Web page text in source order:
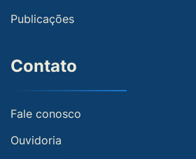
Publicações
Contato
Fale conosco
Ouvidoria